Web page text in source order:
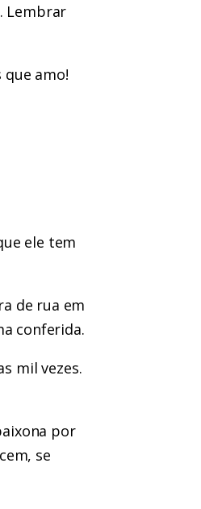
Lembrar
amo!
ele tem
de rua em
conferida.
mil vezes.
por
se